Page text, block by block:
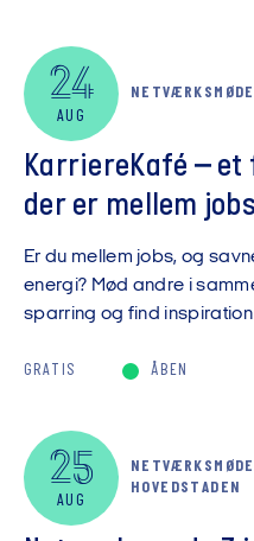
24
AUG
NETVÆRKSMØDE
KarriereKafé –
der er mellem jobs
Er du mellem jobs, og
energi? Mød andre i
sparring og find
GRATIS ÅBEN
25
AUG
NETVÆRKSMØDE
HOVEDSTADEN